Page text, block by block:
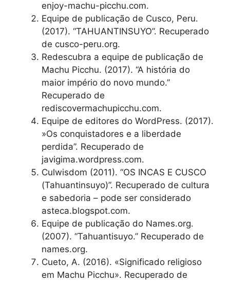
enjoy-machu-picchu.com.
Equipe de publicação de Cusco, Peru.
(2017). “TAHUANTINSUYO”. Recuperado
de cusco-peru.org.
Redescubra a equipe de publicação de
Machu Picchu. (2017). “A história do
maior império do novo mundo.”
Recuperado de
rediscovermachupicchu.com.
Equipe de editores do WordPress. (2017).
»Os conquistadores e a liberdade
perdida”. Recuperado de
javigima.wordpress.com.
Culwisdom (2011). “OS INCAS E CUSCO
(Tahuantinsuyo)”. Recuperado de cultura
e sabedoria – pode ser considerado
asteca.blogspot.com.
Equipe de publicação do Names.org.
(2007). “Tahuantisuyo.” Recuperado de
names.org.
Cueto, A. (2016). «Significado religioso
em Machu Picchu». Recuperado de